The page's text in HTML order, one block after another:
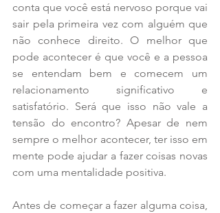
conta que você está nervoso porque vai
sair pela primeira vez com alguém que
não conhece direito. O melhor que
pode acontecer é que você e a pessoa
se entendam bem e comecem um
relacionamento significativo e
satisfatório. Será que isso não vale a
tensão do encontro? Apesar de nem
sempre o melhor acontecer, ter isso em
mente pode ajudar a fazer coisas novas
com uma mentalidade positiva.
Antes de começar a fazer alguma coisa,